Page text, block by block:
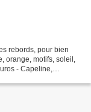
rebords, pour bien
orange, motifs, soleil,
- Capeline,